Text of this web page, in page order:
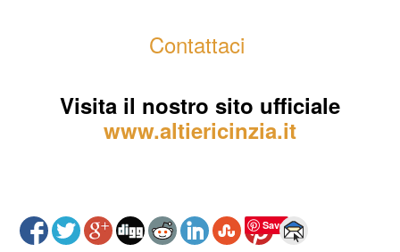
Contattaci
Visita il nostro sito ufficiale
www.altiericinzia.it
Save